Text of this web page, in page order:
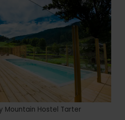
Mountain Hostel Tarter